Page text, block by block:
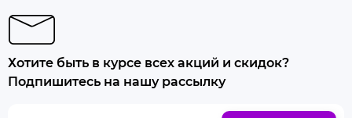
Хотите быть в курсе всех акций и скидок?
Подпишитесь на нашу рассылку